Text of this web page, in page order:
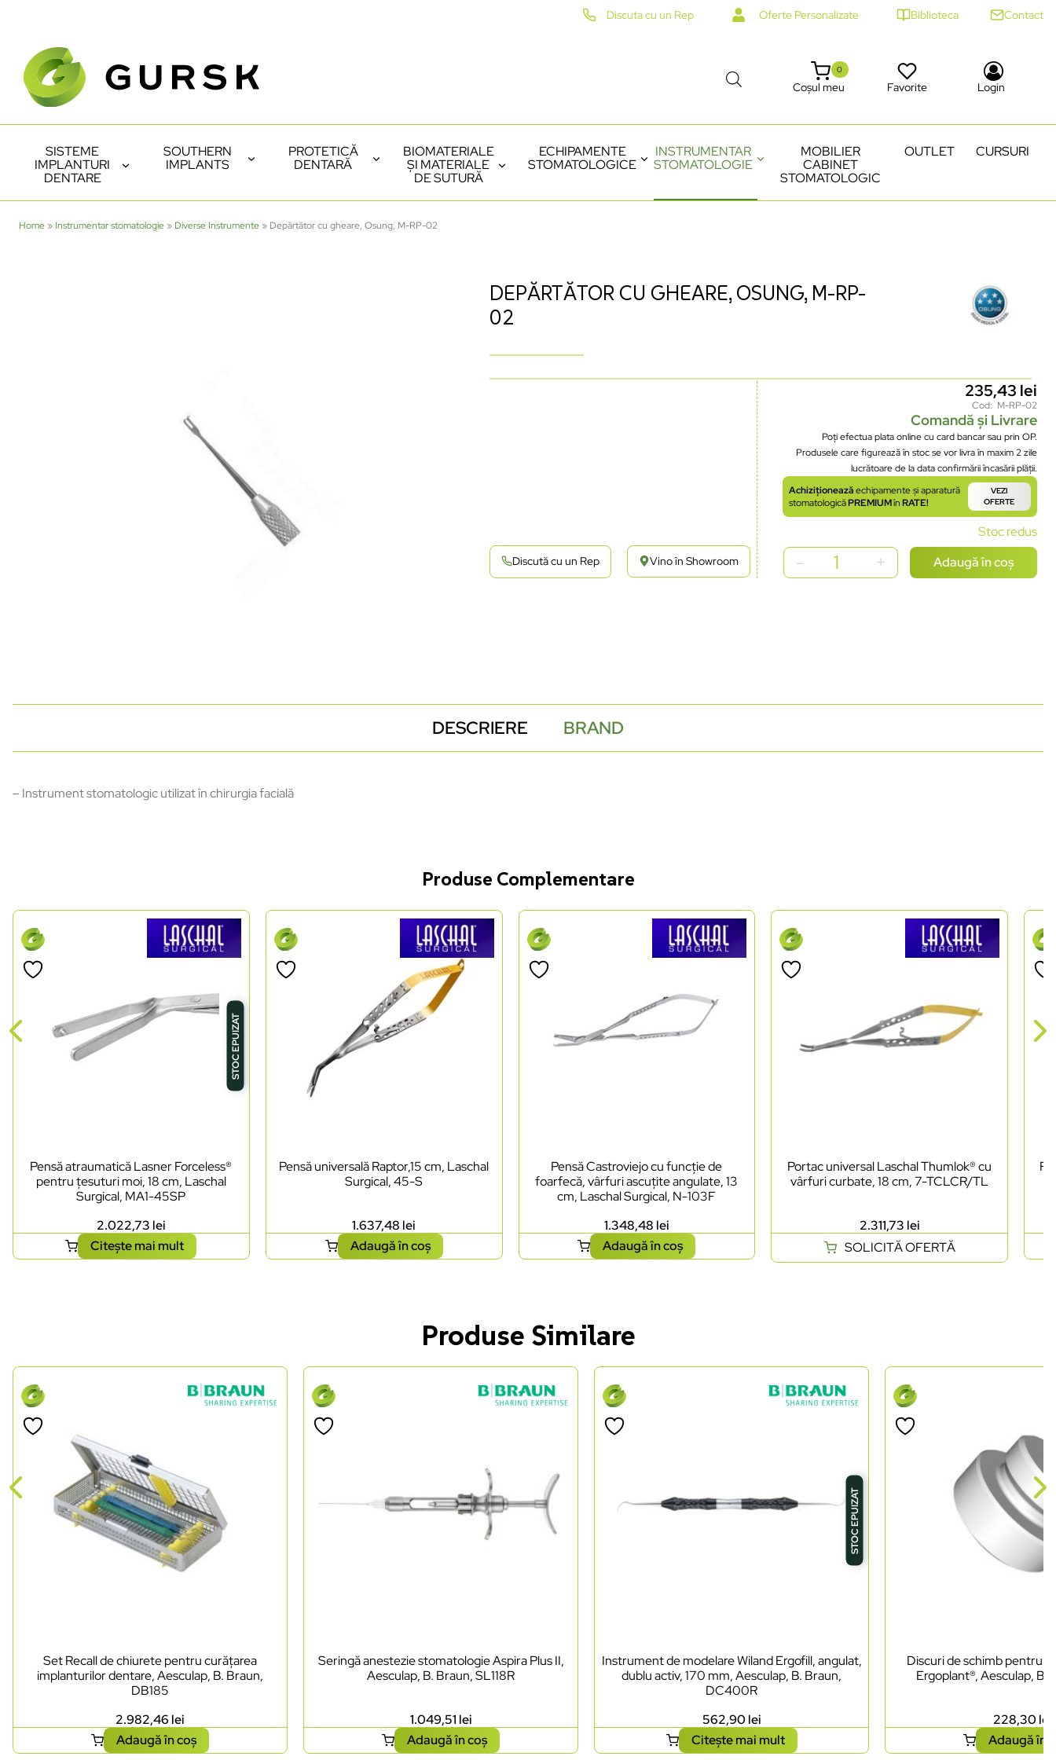
Discuta cu un Rep Oferte Personalizate Biblioteca Contact
Coșul meu
0
Favorite Login
SISTEME
IMPLANTURI
DENTARE
SOUTHERN
IMPLANTS
PROTETICĂ
DENTARĂ
BIOMATERIALE
ȘI MATERIALE
DE SUTURĂ
ECHIPAMENTE
STOMATOLOGICE
INSTRUMENTAR
STOMATOLOGIE
MOBILIER
CABINET
STOMATOLOGIC
OUTLET CURSURI
Home » Instrumentar stomatologie » Diverse Instrumente » Depărtător cu gheare, Osung, M-RP-02
DEPĂRTĂTOR CU GHEARE, OSUNG, M-RP-
02
Discută cu un Rep Vino în Showroom
235,43 lei
Cod: M-RP-02
Comandă și Livrare
Poți efectua plata online cu card bancar sau prin OP.
Produsele care figurează în stoc se vor livra în maxim 2 zile
lucrătoare de la data confirmării încasării plății.
Achiziționeazăechipamente și aparatură
stomatologicăPREMIUMînRATE!
VEZI
OFERTE
Stoc redus
Adaugă în coș
DESCRIERE BRAND
– Instrument stomatologic utilizat în chirurgia facială
Produse Complementare
STOC EPUIZAT
Pensă atraumatică Lasner Forceless®
pentru țesuturi moi, 18 cm, Laschal
Surgical, MA1-45SP
2.022,73 lei
Citește mai mult
Pensă universală Raptor,15 cm, Laschal
Surgical, 45-S
1.637,48 lei
Adaugă în coș
Pensă Castroviejo cu funcție de
foarfecă, vârfuri ascuțite angulate, 13
cm, Laschal Surgical, N-103F
1.348,48 lei
Adaugă în coș
Portac universal Laschal Thumlok® cu
vârfuri curbate, 18 cm, 7-TCLCR/TL
2.311,73 lei
SOLICITĂ OFERTĂ
Produse Similare
Set Recall de chiurete pentru curățarea
implanturilor dentare, Aesculap, B. Braun,
DB185
2.982,46 lei
Adaugă în coș
Seringă anestezie stomatologie Aspira Plus II,
Aesculap, B. Braun, SL118R
1.049,51 lei
Adaugă în coș
STOC EPUIZAT
Instrument de modelare Wiland Ergofill, angulat,
dublu activ, 170 mm, Aesculap, B. Braun,
DC400R
562,90 lei
Citește mai mult
Discuri de schimb pentru
Ergoplant®, Aesculap, B.
228,30 lei
Adaugă în